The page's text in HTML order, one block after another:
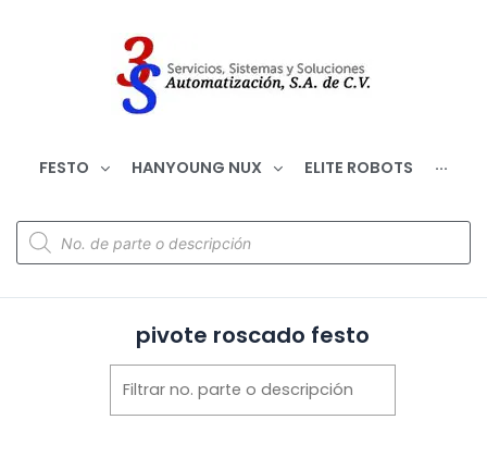
FESTO HANYOUNG NUX ELITE ROBOTS ···
pivote roscado festo